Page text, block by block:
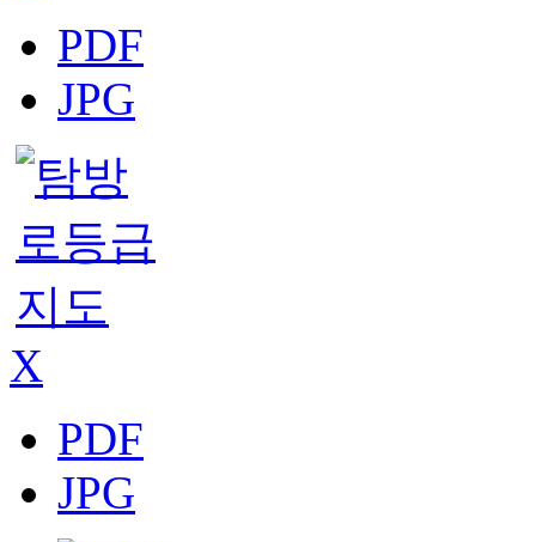
PDF
JPG
X
PDF
JPG